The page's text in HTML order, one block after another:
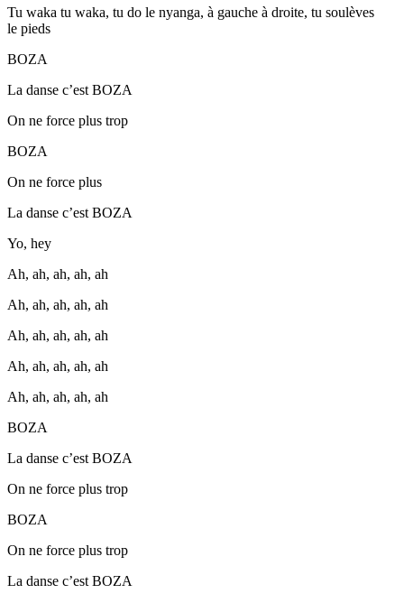
Tu waka tu waka, tu do le nyanga, à gauche à droite, tu soulèves
le pieds
BOZA
La danse c’est BOZA
On ne force plus trop
BOZA
On ne force plus
La danse c’est BOZA
Yo, hey
Ah, ah, ah, ah, ah
Ah, ah, ah, ah, ah
Ah, ah, ah, ah, ah
Ah, ah, ah, ah, ah
Ah, ah, ah, ah, ah
BOZA
La danse c’est BOZA
On ne force plus trop
BOZA
On ne force plus trop
La danse c’est BOZA